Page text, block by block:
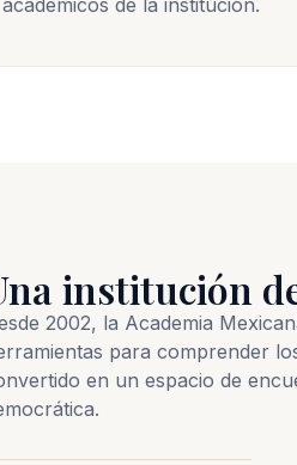
académicos de la institución.
institución
2002, la Academia
para comprender
en un espacio de